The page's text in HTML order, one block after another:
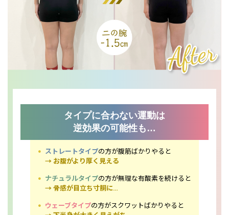
タイプに合わない運動は
逆効果の可能性も…
ストレートタイプの方が腹筋ばかりやると
→ お腹がより厚く見える
ナチュラルタイプの方が無理な有酸素を続けると
→ 骨感が目立ち寸胴に…
ウェーブタイプの方がスクワットばかりやると